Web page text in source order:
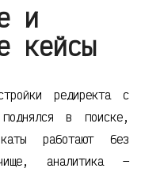
и
кейсы
редиректа с
в поиске,
работают без
аналитика —